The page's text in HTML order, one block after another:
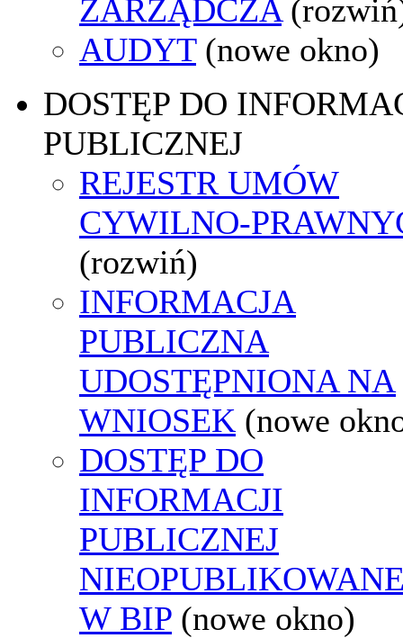
ZARZĄDCZA
AUDYT (nowe okno)
DOSTĘP DO
PUBLICZNEJ
REJESTR UMÓW
CYWILNO-
(rozwiń)
INFORMACJA
PUBLICZNA
UDOSTĘPNIONA NA
WNIOSEK (nowe
DOSTĘP DO
INFORMACJI
PUBLICZNEJ
W BIP (nowe okno)